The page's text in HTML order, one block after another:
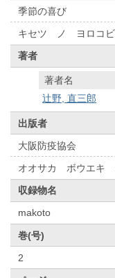
季節の喜び
キセツ ノ ヨロコビ
著者
著者名
辻野, 直三郎
出版者
大阪防疫協会
オオサカ ボウエキ
収録物名
makoto
巻(号)
2